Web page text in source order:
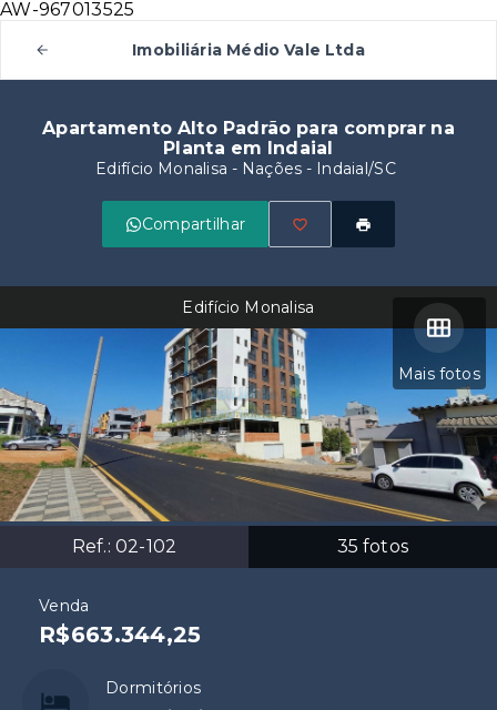
AW-967013525
Imobiliária Médio Vale Ltda
Apartamento Alto Padrão para comprar na
Planta em Indaial
Edifício Monalisa - Nações - Indaial/SC
Compartilhar
Mais fotos
Ref.: 02-102 35 fotos
Edifício Monalisa
Venda
R$663.344,25
Dormitórios